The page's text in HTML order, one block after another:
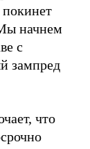
начнем
с
зампред
что